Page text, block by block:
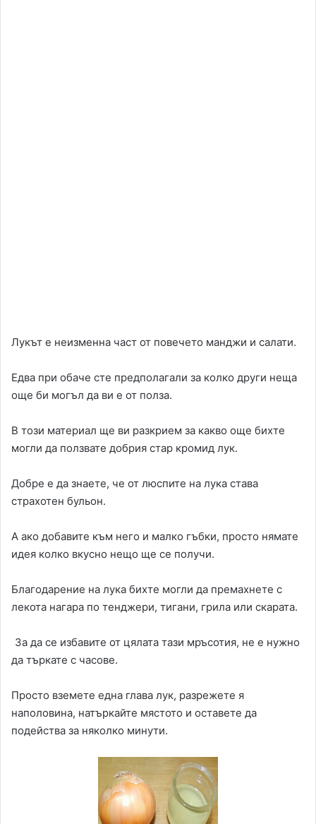
Лукът е неизменна част от повечето манджи и салати.
Едва при обаче сте предполагали за колко други неща
още би могъл да ви е от полза.
В този материал ще ви разкрием за какво още бихте
могли да ползвате добрия стар кромид лук.
Добре е да знаете, че от люспите на лука става
страхотен бульон.
А ако добавите към него и малко гъбки, просто нямате
идея колко вкусно нещо ще се получи.
Благодарение на лука бихте могли да премахнете с
лекота нагара по тенджери, тигани, грила или скарата.
За да се избавите от цялата тази мръсотия, не е нужно
да търкате с часове.
Просто вземете една глава лук, разрежете я
наполовина, натъркайте мястото и оставете да
подейства за няколко минути.